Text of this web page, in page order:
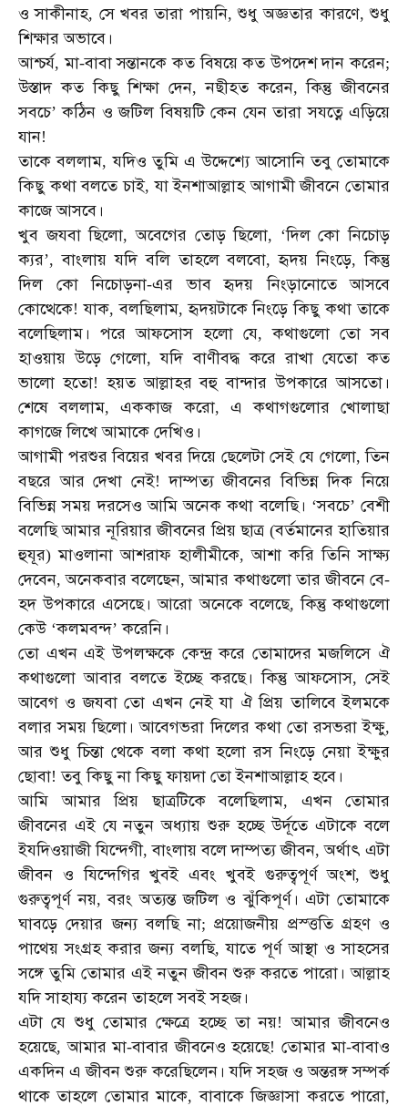
ও সাকীনাহ, সে খবর তারা পায়নি,শুধু অজ্ঞতার কারণে,শুধু
শিক্ষার অভাবে।
আশ্চর্য,মা-বাবা সন্তানকে কত বিষয়ে কত উপদেশ দান করেন;
উস্তাদ কত কিছু শিক্ষা দেন,নছীহত করেন,কিন্তু জীবনের
সবচে’কঠিন ও জটিল বিষয়টি কেন যেন তারা সযত্নে এড়িয়ে
যান!
তাকে বললাম,যদিও তুমি এ উদ্দেশ্যে আসোনি তবু তোমাকে
কিছু কথা বলতে চাই,যা ইনশাআল্লাহ আগামী জীবনে তোমার
কাজে আসবে।
খুব জযবা ছিলো,অবেগের তোড় ছিলো, ‘দিল কো নিচোড়
ক্যর’,বাংলায় যদি বলি তাহলে বলবো,হৃদয় নিংড়ে,কিন্তু
দিল
কো নিচোড়না-এর ভাব হৃদয় নিংড়ানোতে
আসবে
কোত্থেকে!যাক,বলছিলাম,হৃদয়টাকে নিংড়ে কিছু কথা তাকে
বলেছিলাম। পরে আফসোস হলো যে,কথাগুলো তো সব
হাওয়ায় উড়ে গেলো,যদি বাণীবদ্ধ করে রাখা যেতো কত
ভালো হতো!হয়ত আল্লাহর বহু বান্দার উপকারে আসতো।
শেষে বললাম,এককাজ করো, এ কথাগগুলোর খোলাছা
কাগজে লিখে আমাকে দেখিও।
আগামী পরশুর বিয়ের খবর দিয়ে ছেলেটা সেই যে গেলো,তিন
বছরে আর দেখা নেই!দাম্পত্য জীবনের বিভিন্ন দিক নিয়ে
বিভিন্ন সময় দরসেও আমি অনেক কথা বলেছি। ‘সবচে’ বেশী
বলেছি আমার নূরিয়ার জীবনের প্রিয় ছাত্র (বর্তমানের হাতিয়ার
হুযূর)মাওলানা আশরাফ হালীমীকে,আশা করি তিনি সাক্ষ্য
দেবেন,অনেকবার বলেছেন,আমার কথাগুলো তার জীবনে বে-
হদ উপকারে এসেছে। আরো অনেকে বলেছে,কিন্তু কথাগুলো
কেউ ‘কলমবন্দ’করেনি।
তো এখন এই উপলক্ষকে কেন্দ্র করে তোমাদের মজলিসে ঐ
কথাগুলো আবার বলতে ইচ্ছে করছে। কিন্তু আফসোস,সেই
আবেগ ও জযবা তো এখন নেই যা ঐ প্রিয় তালিবে ইলমকে
বলার সময় ছিলো। আবেগভরা দিলের কথা তো রসভরা ইক্ষু,
আর শুধু চিন্তা থেকে বলা কথা হলো রস নিংড়ে নেয়া ইক্ষুর
ছোবা!তবু কিছু না কিছু ফায়দা তো ইনশাআল্লাহ হবে।
আমি
আমার প্রিয় ছাত্রটিকে বলেছিলাম, এখন
তোমার
জীবনের এই যে নতুন অধ্যায় শুরু হচ্ছে উর্দূতে এটাকে বলে
ইযদিওয়াজী যিন্দেগী,বাংলায় বলে দাম্পত্য জীবন,অর্থাৎ এটা
জীবন ও যিন্দেগির খুবই এবং খুবই গুরুত্বপূর্ণ অংশ,শুধু
গুরুত্বপূর্ণ নয়,বরং অত্যন্ত জটিল ও ঝুঁকিপূর্ণ। এটা তোমাকে
ঘাবড়ে দেয়ার জন্য বলছি না;প্রয়োজনীয় প্রস্ত্ততি গ্রহণ ও
পাথেয় সংগ্রহ করার জন্য বলছি,যাতে পূর্ণ আস্থা ও সাহসের
সঙ্গে তুমি তোমার এই নতুন জীবন শুরু করতে পারো। আল্লাহ
যদি সাহায্য করেন তাহলে সবই সহজ।
এটা যে শুধু তোমার ক্ষেত্রে হচ্ছে তা নয়!আমার জীবনেও
হয়েছে,আমার মা-বাবার জীবনেও হয়েছে! তোমার মা-বাবাও
একদিন এ জীবন শুরু করেছিলেন। যদি সহজ ও অন্তরঙ্গ সম্পর্ক
থাকে তাহলে তোমার মাকে,বাবাকে জিজ্ঞাসা করতে পারো,